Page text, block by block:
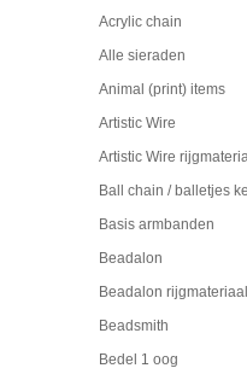
Acrylic chain
Alle sieraden
Animal (print) items
Artistic Wire
Artistic Wire
Ball chain / balletjes
Basis armbanden
Beadalon
Beadalon rijgmateriaal
Beadsmith
Bedel 1 oog